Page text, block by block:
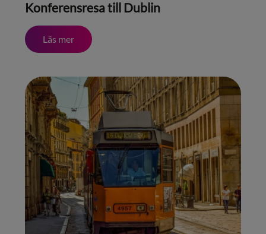
Konferensresa till Dublin
Läs mer